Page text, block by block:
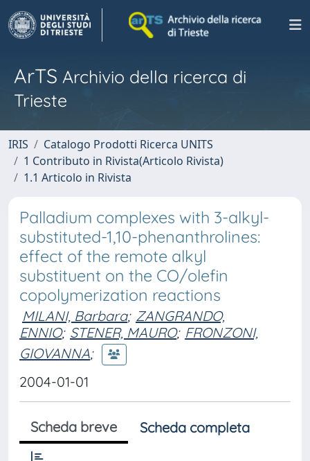
ArTS Archivio della ricerca di
Trieste
IRIS
Catalogo Prodotti Ricerca UNITS
1 Contributo in Rivista(Articolo Rivista)
1.1 Articolo in Rivista
Palladium complexes with 3-alkyl-
substituted-1,10-phenanthrolines:
effect of the remote alkyl
substituent on the CO/olefin
copolymerization reactions
MILANI, Barbara; ZANGRANDO,
ENNIO; STENER, MAURO; FRONZONI,
GIOVANNA;
2004-01-01
Scheda breve Scheda completa